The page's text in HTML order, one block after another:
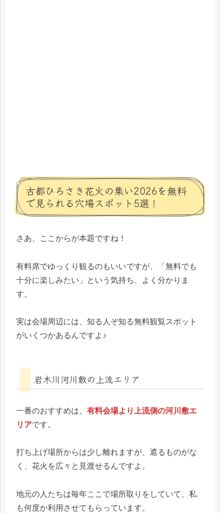
古都ひろさき花火の集い2026を無料
で見られる穴場スポット5選！
さあ、ここからが本題ですね！
有料席でゆっくり観るのもいいですが、「無料でも
十分に楽しみたい」という気持ち、よく分かりま
す。
実は会場周辺には、知る人ぞ知る無料観覧スポット
がいくつかあるんですよ♪
岩木川河川敷の上流エリア
一番のおすすめは、 有料会場より上流側の河川敷エ
リアです。
打ち上げ場所からは少し離れますが、遮るものがな
く、花火を広々と見渡せるんですよ。
地元の人たちは毎年ここで場所取りをしていて、私
も何度か利用させてもらっています。